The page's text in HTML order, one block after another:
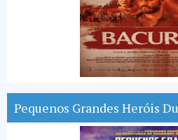
Pequenos Grandes Heróis